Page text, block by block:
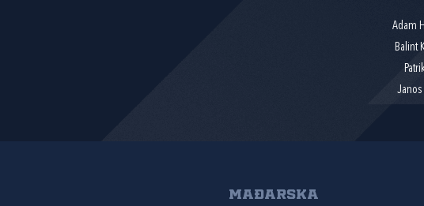
Adam
Balint
Janos
MAĐARSKA